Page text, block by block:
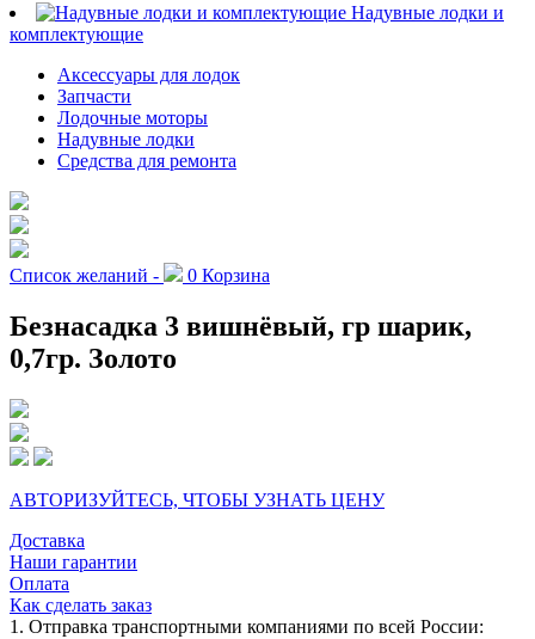
Надувные лодки и
комплектующие
Аксессуары для лодок
Запчасти
Лодочные моторы
Надувные лодки
Средства для ремонта
Список желаний - 0 Корзина
Безнасадка 3 вишнёвый, гр шарик,
0,7гр. Золото
АВТОРИЗУЙТЕСЬ, ЧТОБЫ УЗНАТЬ ЦЕНУ
Доставка
Наши гарантии
Оплата
Как сделать заказ
1. Отправка транспортными компаниями по всей России: